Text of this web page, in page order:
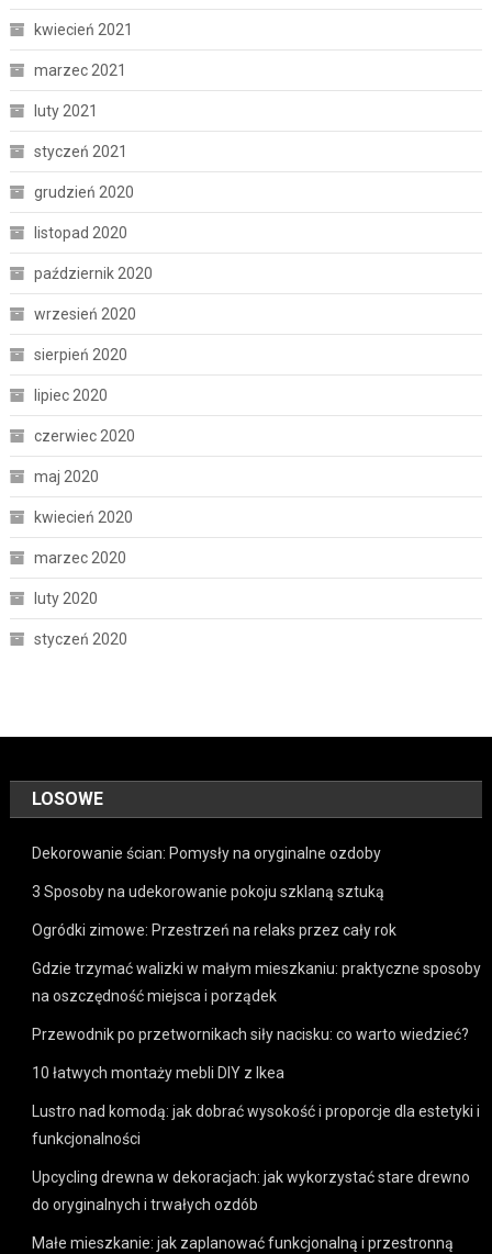
kwiecień 2021
marzec 2021
luty 2021
styczeń 2021
grudzień 2020
listopad 2020
październik 2020
wrzesień 2020
sierpień 2020
lipiec 2020
czerwiec 2020
maj 2020
kwiecień 2020
marzec 2020
luty 2020
styczeń 2020
LOSOWE
Dekorowanie ścian: Pomysły na oryginalne ozdoby
3 Sposoby na udekorowanie pokoju szklaną sztuką
Ogródki zimowe: Przestrzeń na relaks przez cały rok
Gdzie trzymać walizki w małym mieszkaniu: praktyczne sposoby
na oszczędność miejsca i porządek
Przewodnik po przetwornikach siły nacisku: co warto wiedzieć?
10 łatwych montaży mebli DIY z Ikea
Lustro nad komodą: jak dobrać wysokość i proporcje dla estetyki i
funkcjonalności
Upcycling drewna w dekoracjach: jak wykorzystać stare drewno
do oryginalnych i trwałych ozdób
Małe mieszkanie: jak zaplanować funkcjonalną i przestronną